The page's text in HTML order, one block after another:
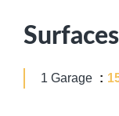
Surfaces
1 Garage